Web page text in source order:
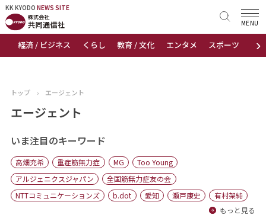
KK KYODO NEWS SITE
›
経済 / ビジネス くらし 教育 / 文化 エンタメ スポーツ 地域
MENU
KK KYODONEWS SITE
トップページ
ニュース
おすすめコンテンツ
出版物
会社概要
トップ › エージェント
エージェント
いま注目のキーワード
高畑充希 重症筋無力症 MG
Too Young
アルジェニクスジャパン
全国筋無力症友の会
NTTコミュニケーションズ
b.dot 愛知 瀬戸康史
有村架純
もっと見る